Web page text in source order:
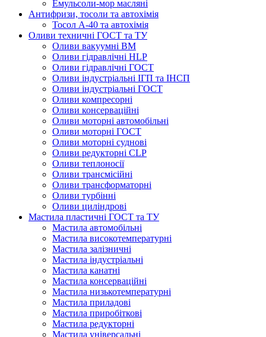
Емульсоли-мор масляні
Антифризи, тосоли та автохімія
Тосол А-40 та автохімія
Оливи техничні ГОСТ та ТУ
Оливи вакуумні ВМ
Оливи гідравлічні HLP
Оливи гідравлічні ГОСТ
Оливи індустріальні ІГП та ІНСП
Оливи індустріальні ГОСТ
Оливи компресорні
Оливи консерваційні
Оливи моторні автомобільні
Оливи моторні ГОСТ
Оливи моторні суднові
Оливи редукторні CLP
Оливи теплоносії
Оливи трансмісійні
Оливи трансформаторні
Оливи турбінні
Оливи циліндрові
Мастила пластичні ГОСТ та ТУ
Мастила автомобільні
Мастила високотемпературні
Мастила залізничні
Мастила індустріальні
Мастила канатні
Мастила консерваційні
Мастила низькотемпературні
Мастила приладові
Мастила приробіткові
Мастила редукторні
Мастила універсальні